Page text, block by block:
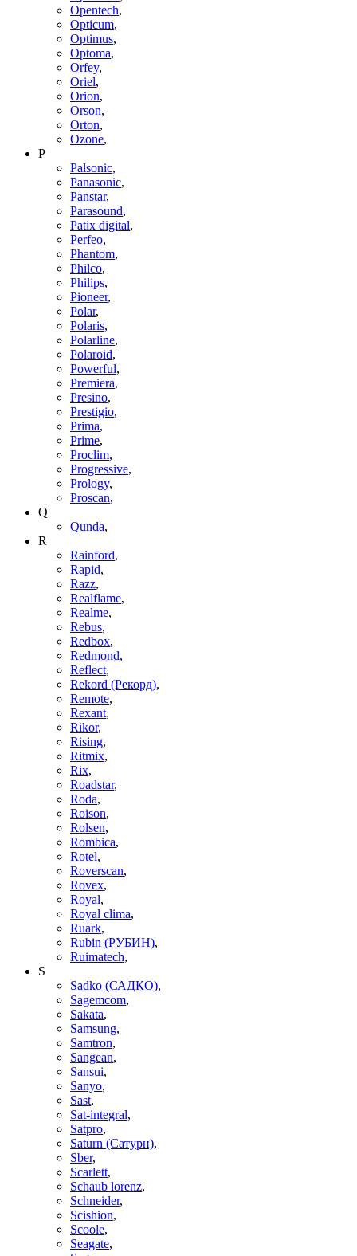
Opentech,
Opticum,
Optimus,
Optoma,
Orfey,
Oriel,
Orion,
Orson,
Orton,
Ozone,
P
Palsonic,
Panasonic,
Panstar,
Parasound,
Patix digital,
Perfeo,
Phantom,
Philco,
Philips,
Pioneer,
Polar,
Polaris,
Polarline,
Polaroid,
Powerful,
Premiera,
Presino,
Prestigio,
Prima,
Prime,
Proclim,
Progressive,
Prology,
Proscan,
Q
Qunda,
R
Rainford,
Rapid,
Razz,
Realflame,
Realme,
Rebus,
Redbox,
Redmond,
Reflect,
Rekord (Рекорд),
Remote,
Rexant,
Rikor,
Rising,
Ritmix,
Rix,
Roadstar,
Roda,
Roison,
Rolsen,
Rombica,
Rotel,
Roverscan,
Rovex,
Royal,
Royal clima,
Ruark,
Rubin (РУБИН),
Ruimatech,
S
Sadko (САДКО),
Sagemcom,
Sakata,
Samsung,
Samtron,
Sangean,
Sansui,
Sanyo,
Sast,
Sat-integral,
Satpro,
Saturn (Сатурн),
Sber,
Scarlett,
Schaub lorenz,
Schneider,
Scishion,
Scoole,
Seagate,